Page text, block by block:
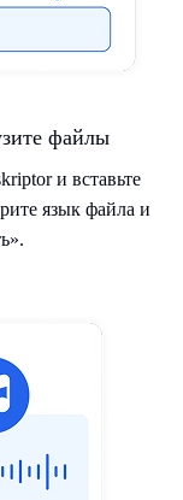
файлы
и вставьте
язык файла и